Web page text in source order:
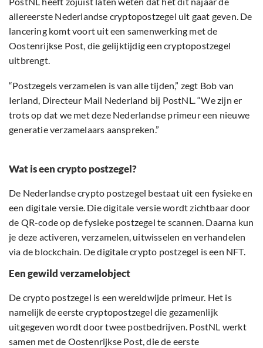
allereerste Nederlandse cryptopostzegel uit gaat geven. De
lancering komt voort uit een samenwerking met de
Oostenrijkse Post, die gelijktijdig een cryptopostzegel
uitbrengt.
“Postzegels verzamelen is van alle tijden,” zegt Bob van
Ierland, Directeur Mail Nederland bij PostNL. “We zijn er
trots op dat we met deze Nederlandse primeur een nieuwe
generatie verzamelaars aanspreken.”
Wat is een crypto postzegel?
De Nederlandse crypto postzegel bestaat uit een fysieke en
een digitale versie. Die digitale versie wordt zichtbaar door
de QR-code op de fysieke postzegel te scannen. Daarna kun
je deze activeren, verzamelen, uitwisselen en verhandelen
via de blockchain. De digitale crypto postzegel is een NFT.
Een gewild verzamelobject
De crypto postzegel is een wereldwijde primeur. Het is
namelijk de eerste cryptopostzegel die gezamenlijk
uitgegeven wordt door twee postbedrijven. PostNL werkt
samen met de Oostenrijkse Post, die de eerste